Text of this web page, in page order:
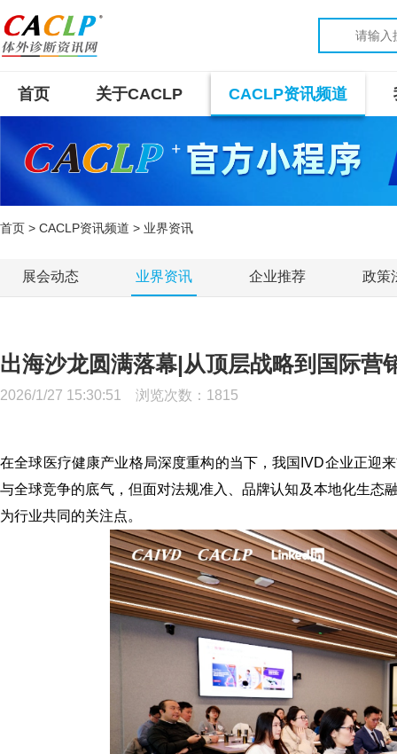
首页 关于CACLP CACLP资讯频道
首页 > CACLP资讯频道 > 业界资讯
展会动态 业界资讯 企业推荐 政策
出海沙龙圆满落幕|从顶层战略到国际营
2026/1/27 15:30:51 浏览次数： 1815
在全球医疗健康产业格局深度重构的当下，我国IVD企业正迎
与全球竞争的底气，但面对法规准入、品牌认知及本地化生态
为行业共同的关注点。